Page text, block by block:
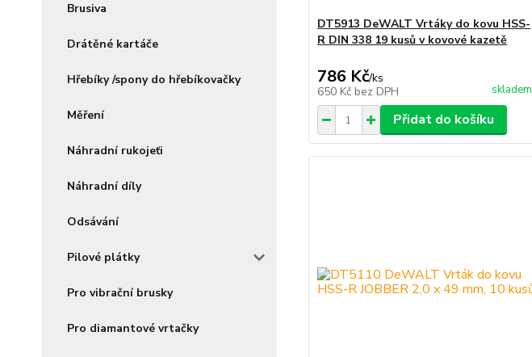
Brusiva
Drátěné kartáče
Hřebíky /spony do hřebíkovačky
Měření
Náhradní rukojeťi
Náhradní díly
Odsávání
Pilové plátky
Pro vibrační brusky
Pro diamantové vrtačky
DT5913 DeWALT Vrtáky do kovu HSS-
R DIN 338 19 kusů v kovové kazetě
786 Kč/ks
650 Kč bez DPH skladem
Přidat do košíku